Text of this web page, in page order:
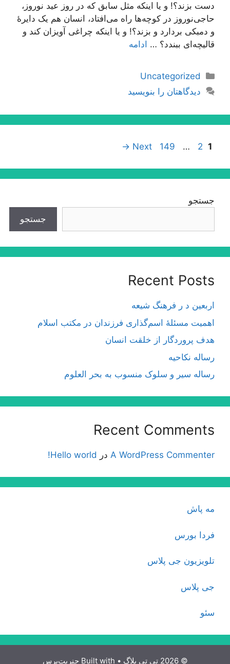
دست بزند؟! و یا اینکه مثل سابق که در روز عید نوروز،
حاجی‌نوروز در کوچه‌ها راه می‌افتاد، انسان هم یک دایرۀ
و دمبکی بردارد و بزند؟! و یا اینکه چراغی آویزان کند و
قالیچه‌ای ببندد؟ … ادامه
دسته‌ها
Uncategorized
دیدگاهتان را بنویسید
ناوبری
Page
1
Page
2
…
Page
149
Next
→
جستجو
جستجو
Recent Posts
اربعین د ر فرهنگ شیعه
اهمیت مسئلۀ اسم‌گذارى فرزندان در مكتب اسلام
هدف پروردگار از خلقت انسان
رساله نکاحیه
رساله سیر و سلوک منسوب به بحر العلوم
Recent Comments
A WordPress Commenter در Hello world!
مه پاش
فردا بورس
تلویزیون جی پلاس
جی پلاس
سئو
© 2026 تی تی بلاگ • Built with جنریت‌پرس